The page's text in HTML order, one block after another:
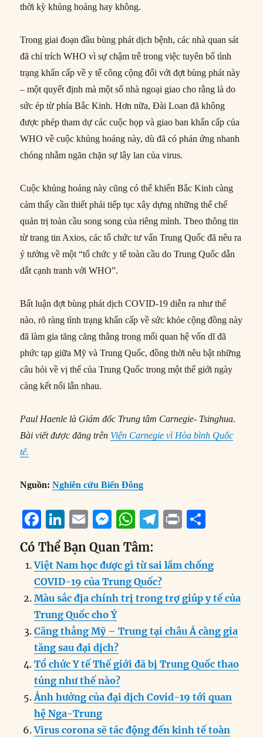
thời kỳ khủng hoảng hay không.
Trong giai đoạn đầu bùng phát dịch bệnh, các nhà quan sát
đã chỉ trích WHO vì sự chậm trễ trong việc tuyên bố tình
trạng khẩn cấp về y tế công cộng đối với đợt bùng phát này
– một quyết định mà một số nhà ngoại giao cho rằng là do
sức ép từ phía Bắc Kinh. Hơn nữa, Đài Loan đã không
được phép tham dự các cuộc họp và giao ban khẩn cấp của
WHO về cuộc khủng hoảng này, dù đã có phản ứng nhanh
chóng nhằm ngăn chặn sự lây lan của virus.
Cuộc khủng hoảng này cũng có thể khiến Bắc Kinh càng
cảm thấy cần thiết phải tiếp tục xây dựng những thể chế
quản trị toàn cầu song song của riêng mình. Theo thông tin
từ trang tin Axios, các tổ chức tư vấn Trung Quốc đã nêu ra
ý tưởng về một “tổ chức y tế toàn cầu do Trung Quốc dẫn
dắt cạnh tranh với WHO”.
Bất luận đợt bùng phát dịch COVID-19 diễn ra như thế
nào, rõ ràng tình trạng khẩn cấp về sức khỏe cộng đồng này
đã làm gia tăng căng thẳng trong mối quan hệ vốn dĩ đã
phức tạp giữa Mỹ và Trung Quốc, đồng thời nêu bật những
câu hỏi về vị thế của Trung Quốc trong một thế giới ngày
càng kết nối lẫn nhau.
Paul Haenle là Giám đốc Trung tâm Carnegie- Tsinghua.
Bài viết được đăng trên Viện Carnegie vì Hòa bình Quốc
tế.
Nguồn:Nghiên cứu Biển Đông
F
a
c
e
b
o
o
k
Li
n
k
e
d
I
n
E
m
ai
l
M
e
ss
e
n
g
er
W
h
at
s
A
p
T
e
g
r
m
P
n
t
a
re
Có Thể Bạn Quan Tâm:
Việt Nam học được gì từ sai lầm chống
COVID-19 của Trung Quốc?
Màu sắc địa chính trị trong trợ giúp y tế của
Trung Quốc cho Ý
Căng thẳng Mỹ – Trung tại châu Á càng gia
tăng sau đại dịch?
Tổ chức Y tế Thế giới đã bị Trung Quốc thao
túng như thế nào?
Ảnh hưởng của đại dịch Covid-19 tới quan
hệ Nga-Trung
Virus corona sẽ tác động đến kinh tế toàn